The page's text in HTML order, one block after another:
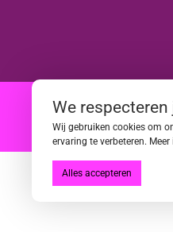
| |
We respecteren
Wij gebruiken cookies om
ervaring te verbeteren.
Alles accepteren